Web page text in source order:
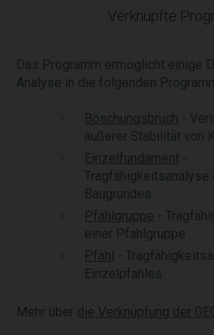
Verknüpfte
Das Programm ermöglicht einige
Analyse in die folgenden
Böschungsbruch -
äußerer Stabilität von
Einzelfundament -
Tragfähigkeitsanalyse
Baugrundes
Pfahlgruppe -
einer Pfahlgruppe
Pfahl -
Einzelpfahles
Mehr über die Verknüpfung der